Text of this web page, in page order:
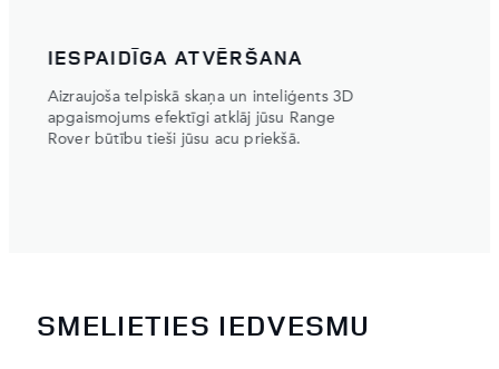
IESPAIDĪGA ATVĒRŠANA
Aizraujoša telpiskā skaņa un inteliģents 3D
apgaismojums efektīgi atklāj jūsu Range
Rover būtību tieši jūsu acu priekšā.
SMELIETIES IEDVESMU